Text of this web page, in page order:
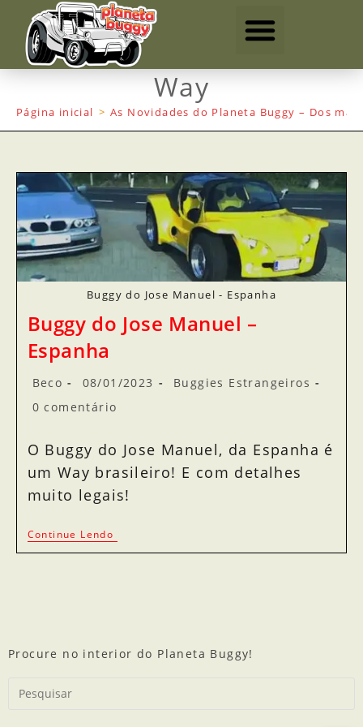
Way
Página inicial > As Novidades do Planeta Buggy – Dos
Buggy do Jose Manuel - Espanha
Buggy do Jose Manuel –
Espanha
Beco 08/01/2023
Buggies Estrangeiros
0 comentário
O Buggy do Jose Manuel, da Espanha é
um Way brasileiro! E com detalhes
muito legais!
Continue Lendo
Procure no interior do Planeta Buggy!